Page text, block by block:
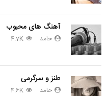
آهنگ های محبوب
حامد 4.7K
طنز و سرگرمی
حامد 4.6K